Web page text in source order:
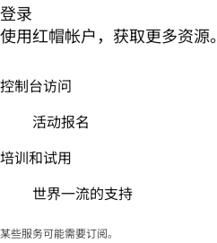
登录
使用红帽帐户，获取更多资源。
控制台访问
活动报名
培训和试用
世界一流的支持
某些服务可能需要订阅。